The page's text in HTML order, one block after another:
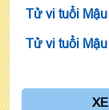
Tử vi tuổi
Tử vi tuổi